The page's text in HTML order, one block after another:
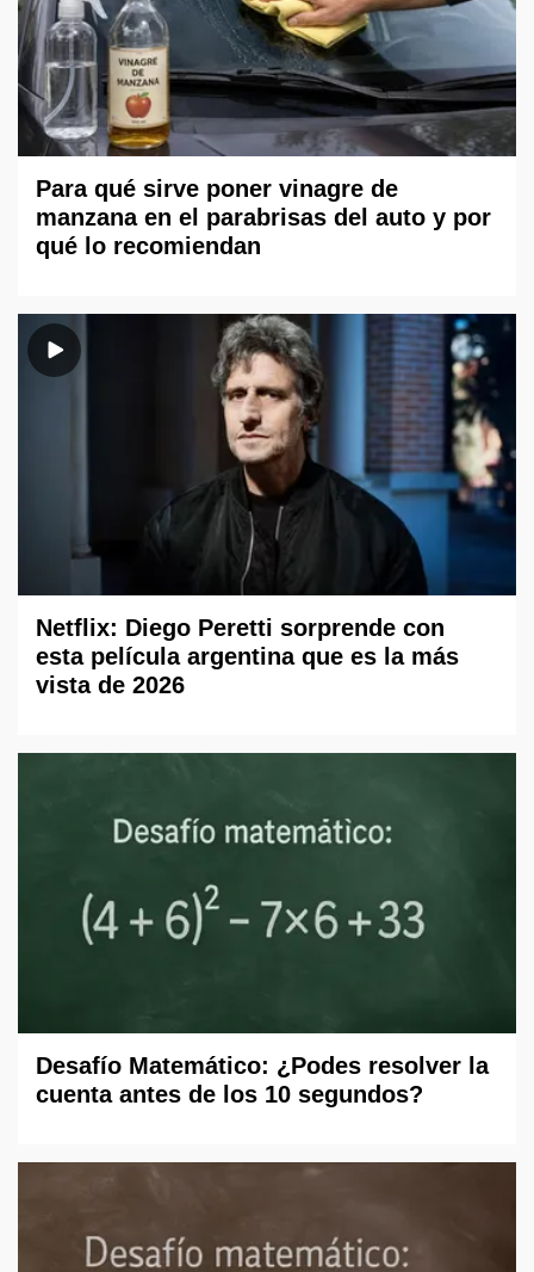
Para qué sirve poner vinagre de
manzana en el parabrisas del auto y por
qué lo recomiendan
Netflix: Diego Peretti sorprende con
esta película argentina que es la más
vista de 2026
Desafío Matemático: ¿Podes resolver la
cuenta antes de los 10 segundos?